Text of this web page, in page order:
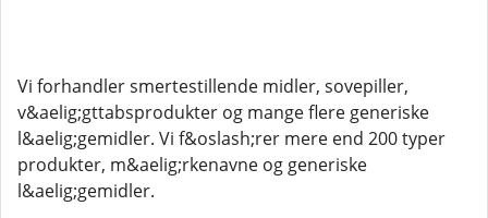
Vi forhandler smertestillende midler, sovepiller,
v&aelig;gttabsprodukter og mange flere generiske
l&aelig;gemidler. Vi f&oslash;rer mere end 200 typer
produkter, m&aelig;rkenavne og generiske
l&aelig;gemidler.